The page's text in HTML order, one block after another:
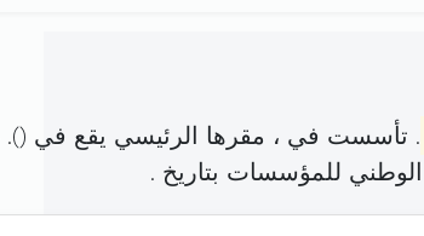
. تأسست في ، مقرها الرئيسي يقع في ().